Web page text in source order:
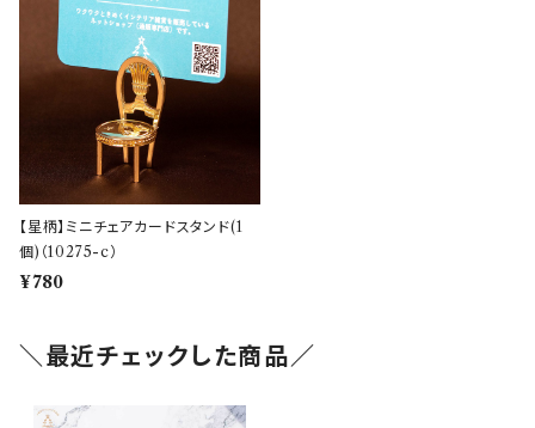
【星柄】ミニチェアカードスタンド(1
個)（10275-c）
¥780
＼最近チェックした商品／